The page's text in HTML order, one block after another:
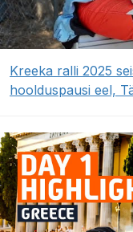
Kreeka ralli 2025
hoolduspausi eel,